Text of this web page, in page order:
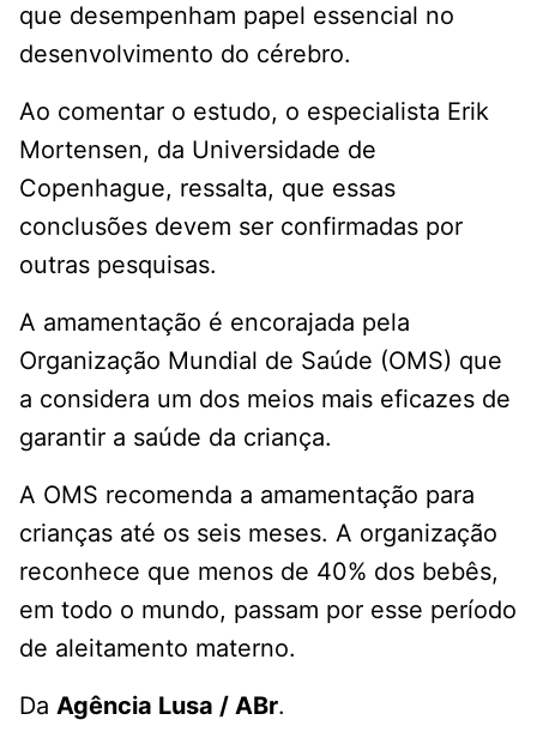
que desempenham papel essencial no
desenvolvimento do cérebro.
Ao comentar o estudo, o especialista Erik
Mortensen, da Universidade de
Copenhague, ressalta, que essas
conclusões devem ser confirmadas por
outras pesquisas.
A amamentação é encorajada pela
Organização Mundial de Saúde (OMS) que
a considera um dos meios mais eficazes de
garantir a saúde da criança.
A OMS recomenda a amamentação para
crianças até os seis meses. A organização
reconhece que menos de 40% dos bebês,
em todo o mundo, passam por esse período
de aleitamento materno.
Da Agência Lusa / ABr.